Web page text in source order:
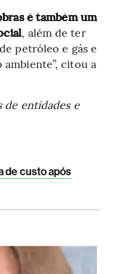
é também um
, além de ter
petróleo e gás e
citou a
de entidades e
de custo após